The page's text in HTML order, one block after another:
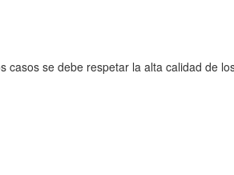
se debe respetar la alta calidad de